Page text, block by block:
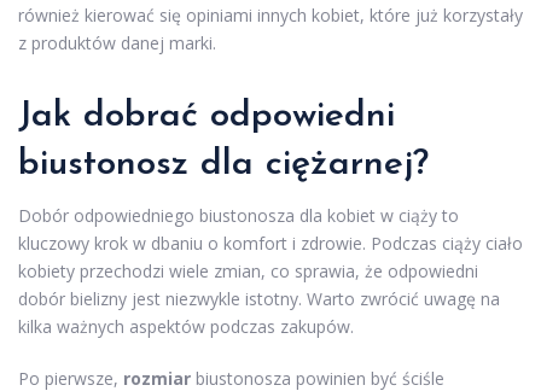
również kierować się opiniami innych kobiet, które już korzystały
z produktów danej marki.
Jak dobrać odpowiedni
biustonosz dla ciężarnej?
Dobór odpowiedniego biustonosza dla kobiet w ciąży to
kluczowy krok w dbaniu o komfort i zdrowie. Podczas ciąży ciało
kobiety przechodzi wiele zmian, co sprawia, że odpowiedni
dobór bielizny jest niezwykle istotny. Warto zwrócić uwagę na
kilka ważnych aspektów podczas zakupów.
Po pierwsze, rozmiar biustonosza powinien być ściśle